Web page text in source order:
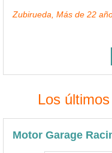
Zubirueda, Más de 22
Los
Motor Garage